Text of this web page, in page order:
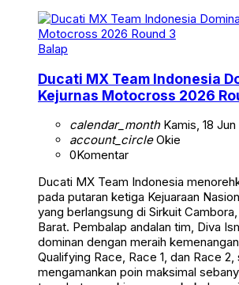
Balap
Ducati MX Team Indonesia
Kejurnas Motocross 2026
calendar_monthKamis, 18 Jun
account_circleOkie
0Komentar
Ducati MX Team Indonesia
pada putaran ketiga Kejuaraan
yang berlangsung di Sirkuit
Barat. Pembalap andalan tim, Diva
dominan dengan meraih
Qualifying Race, Race 1, dan Race 2,
mengamankan poin maksimal